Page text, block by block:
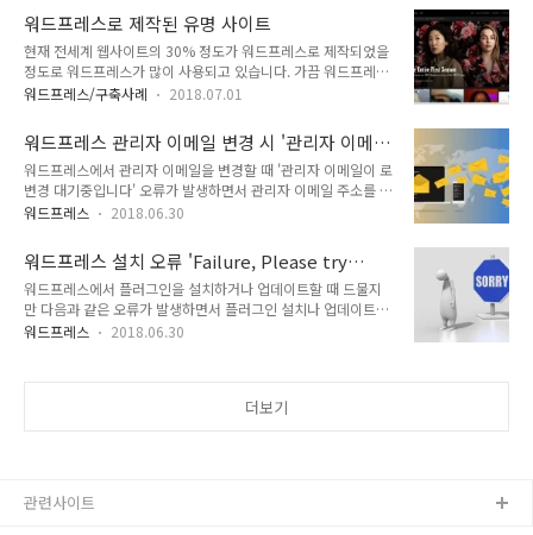
(illustration)를 창의적이고 프로페셔널하게 ..
스 테마를 다운로드하여 이용할 수 있습니다. 이 테마에는 특히
유료 플러그인 판매 1위와 2위를 기록하고 있는 레볼루션 슬라
이더와 비주얼 컴포저 페이지 빌더(현재 명칭 WPBakery Page
Builder)가 포함되어 있으므로, 레볼루션 슬라이더와 비컴을 경
험해보고 싶은 경우 다운로드하여 테스트해볼 수 있습니다.
다음 글을 참고해보세요. 워드프레스 블로그 시작하기
워드프레스로 제작된 유명 사이트
현재 전세계 웹사이트의 30% 정도가 워드프레스로 제작되었을
정도로 워드프레스가 많이 사용되고 있습니다. 가끔 워드프레스
가 블로그 기반의 플랫폼이기 때문에 커뮤니티 사이트 등에 부적
합한 CMS라면 전세계 점유율 30%를 차지하는 것은 불가능할
것입니다. 워드프레스는 대형 커뮤니티에 적합하지 않은 플랫폼
인가? 워드프레스로 제작된 유명 사이트우리나라에서도 점점 더
많은 사이트에서 워드프레스를 도입하고 있습니다. 현대종합상
사 http://www.hyundaicorp.com/ 삼성전자 뉴스룸
https://social.lge.co.kr/ 해외의 경우 많은 유명 사이트가 워드
프레스로..
워드프레스/구축사례 2018.07.01
워드프레스 관리자 이메일 변경 시 '관리자 이메
일이 ~로 변경 대기중입니다' 오류가 발생하는 경
우
워드프레스에서 관리자 이메일을 변경할 때 '관리자 이메일이 로
변경 대기중입니다' 오류가 발생하면서 관리자 이메일 주소를 변
경하지 못하는 경우가 있습니다. 이 문제와 관련하여 "There is
설명하고 있습니다. If you are not receiving notifications,
be sure to check your email account’s spam folder. You
might try a different email domain. Some online mail
services tend to blacklist server generated email from
shared hosting servers beca..
워드프레스 2018.06.30
워드프레스 설치 오류 'Failure, Please try
reinstall the plugin, or delete it'
워드프레스에서 플러그인을 설치하거나 업데이트할 때 드물지
만 다음과 같은 오류가 발생하면서 플러그인 설치나 업데이트에
실패할 수 있습니다. 경우에 따라 관리자 페이지에 로그인할 수
설치하거나 삭제해보세요! 이 문제는 저품질 서버로 인해 발생
워드프레스 2018.06.30
더보기
관련사이트